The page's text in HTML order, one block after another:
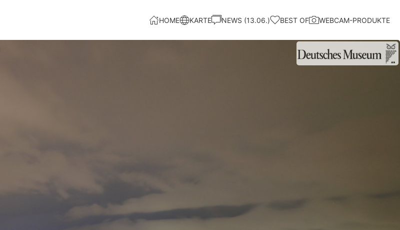
HOME KARTE NEWS (13.06.) BEST OF WEBCAM-PRODUKTE